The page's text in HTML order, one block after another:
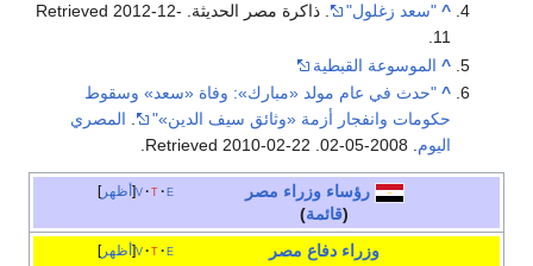
^ "سعد زغلول" . ذاكرة مصر الحديثة. Retrieved
2012-12-
11
.
^ الموسوعة القبطية
^ "حدث في عام مولد «مبارك»: وفاة «سعد» وسقوط
حكومات وانفجار أزمة «وثائق سيف الدين»"
المصري
اليوم
. Retrieved
2010-02-22
أظهر v t e رؤساء وزراء مصر
(قائمة)
أظهر v t e وزراء دفاع مصر